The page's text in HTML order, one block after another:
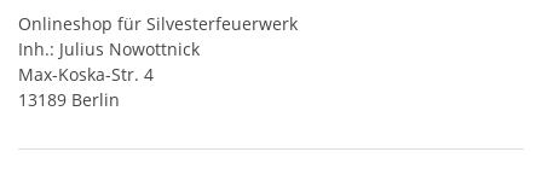
Onlineshop für Silvesterfeuerwerk
Inh.: Julius Nowottnick
Max-Koska-Str. 4
13189 Berlin